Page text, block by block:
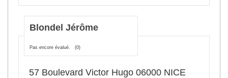
Blondel Jérôme
Pas encore évalué. (0)
57 Boulevard Victor Hugo 06000 NICE